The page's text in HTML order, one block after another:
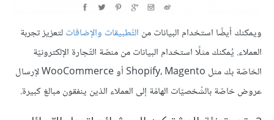
ويمكنك أيضًا استخدام البيانات من التّطبيقات والإضافاتلتعزيز تجربة
العملاء. يُمكنك مثلًا استخدام البيانات من منصّة التّجارة الإلكترونيّة
الخاصّة بك مثل Shopify، Magento أو WooCommerce لإرسال
عروض خاصّة بالشّخصيّات الهامّة إلى العملاء الذين ينفقون مبالغ كبيرة.